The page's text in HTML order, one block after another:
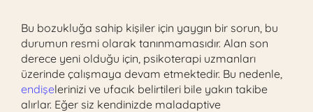
Bu bozukluğa sahip kişiler için yaygın bir sorun, bu
durumun resmi olarak tanınmamasıdır. Alan son
derece yeni olduğu için, psikoterapi uzmanları
üzerinde çalışmaya devam etmektedir. Bu nedenle,
endişelerinizi ve ufacık belirtileri bile yakın takibe
alırlar. Eğer siz kendinizde maladaptive